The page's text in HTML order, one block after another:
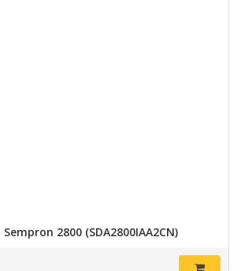
Sempron 2800 (SDA2800IAA2CN)